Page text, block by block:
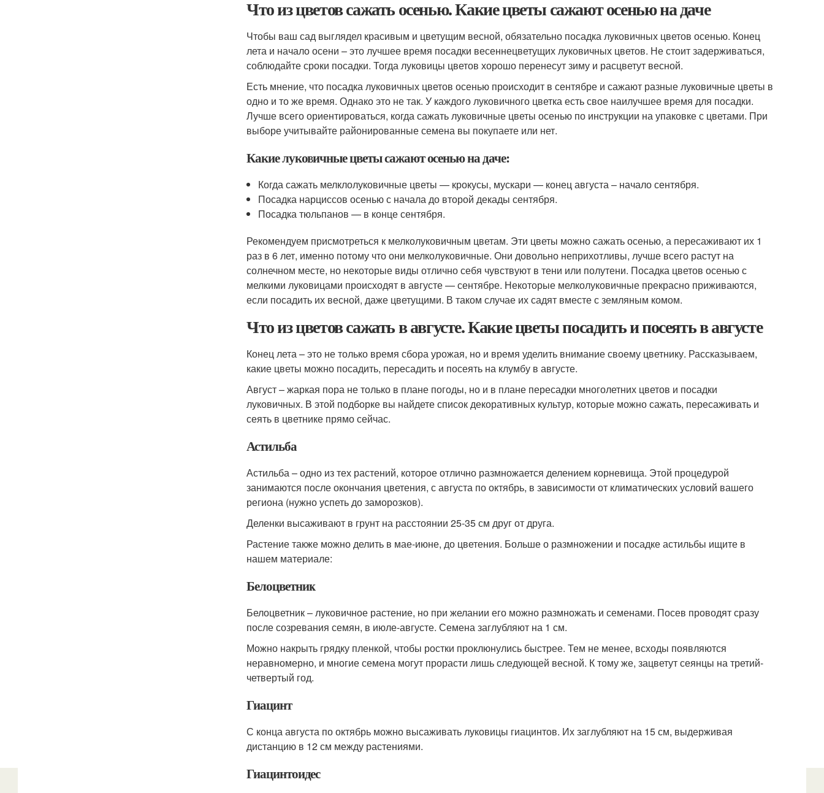
Что из цветов сажать осенью. Какие цветы сажают осенью на даче
Чтобы ваш сад выглядел красивым и цветущим весной, обязательно посадка луковичных цветов осенью. Конец
лета и начало осени – это лучшее время посадки весеннецветущих луковичных цветов. Не стоит задерживаться,
соблюдайте сроки посадки. Тогда луковицы цветов хорошо перенесут зиму и расцветут весной.
Есть мнение, что посадка луковичных цветов осенью происходит в сентябре и сажают разные луковичные цветы в
одно и то же время. Однако это не так. У каждого луковичного цветка есть свое наилучшее время для посадки.
Лучше всего ориентироваться, когда сажать луковичные цветы осенью по инструкции на упаковке с цветами. При
выборе учитывайте районированные семена вы покупаете или нет.
Какие луковичные цветы сажают осенью на даче:
Когда сажать мелклолуковичные цветы — крокусы, мускари — конец августа – начало сентября.
Посадка нарциссов осенью с начала до второй декады сентября.
Посадка тюльпанов — в конце сентября.
Рекомендуем присмотреться к мелколуковичным цветам. Эти цветы можно сажать осенью, а пересаживают их 1
раз в 6 лет, именно потому что они мелколуковичные. Они довольно неприхотливы, лучше всего растут на
солнечном месте, но некоторые виды отлично себя чувствуют в тени или полутени. Посадка цветов осенью с
мелкими луковицами происходят в августе — сентябре. Некоторые мелколуковичные прекрасно приживаются,
если посадить их весной, даже цветущими. В таком случае их садят вместе с земляным комом.
Что из цветов сажать в августе. Какие цветы посадить и посеять в августе
Конец лета – это не только время сбора урожая, но и время уделить внимание своему цветнику. Рассказываем,
какие цветы можно посадить, пересадить и посеять на клумбу в августе.
Август – жаркая пора не только в плане погоды, но и в плане пересадки многолетних цветов и посадки
луковичных. В этой подборке вы найдете список декоративных культур, которые можно сажать, пересаживать и
сеять в цветнике прямо сейчас.
Астильба
Астильба – одно из тех растений, которое отлично размножается делением корневища. Этой процедурой
занимаются после окончания цветения, с августа по октябрь, в зависимости от климатических условий вашего
региона (нужно успеть до заморозков).
Деленки высаживают в грунт на расстоянии 25-35 см друг от друга.
Растение также можно делить в мае-июне, до цветения. Больше о размножении и посадке астильбы ищите в
нашем материале:
Белоцветник
Белоцветник – луковичное растение, но при желании его можно размножать и семенами. Посев проводят сразу
после созревания семян, в июле-августе. Семена заглубляют на 1 см.
Можно накрыть грядку пленкой, чтобы ростки проклюнулись быстрее. Тем не менее, всходы появляются
неравномерно, и многие семена могут прорасти лишь следующей весной. К тому же, зацветут сеянцы на третий-
четвертый год.
Гиацинт
С конца августа по октябрь можно высаживать луковицы гиацинтов. Их заглубляют на 15 см, выдерживая
дистанцию в 12 см между растениями.
Гиацинтоидес